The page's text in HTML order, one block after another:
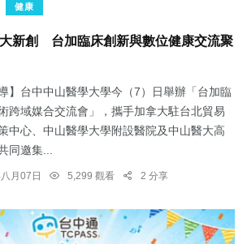
健康
新創 台加臨床創新與數位健康交流聚
】台中中山醫學大學今（7）日舉辦「台加臨
跨域媒合交流會」，攜手加拿大駐台北貿易
中心、中山醫學大學附設醫院及中山醫大高
同邀集...
月07日 5,299 觀看 2 分享